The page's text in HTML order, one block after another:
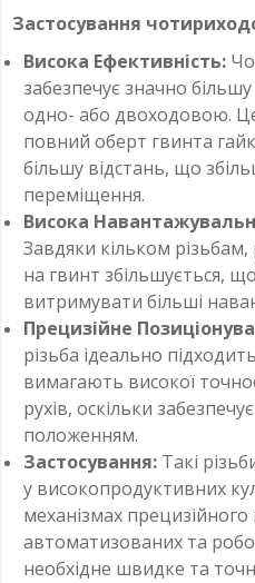
Застосування
Висока Ефективність:
забезпечує значно
одно- або двоходовою.
повний оберт гвинта
більшу відстань, що
переміщення.
Висока
Завдяки кільком
на гвинт збільшується,
витримувати більші
Прецизійне
різьба ідеально
вимагають високої
рухів, оскільки
положенням.
Застосування: Такі
у високопродуктивних
механізмах
автоматизованих та
необхідне швидке та